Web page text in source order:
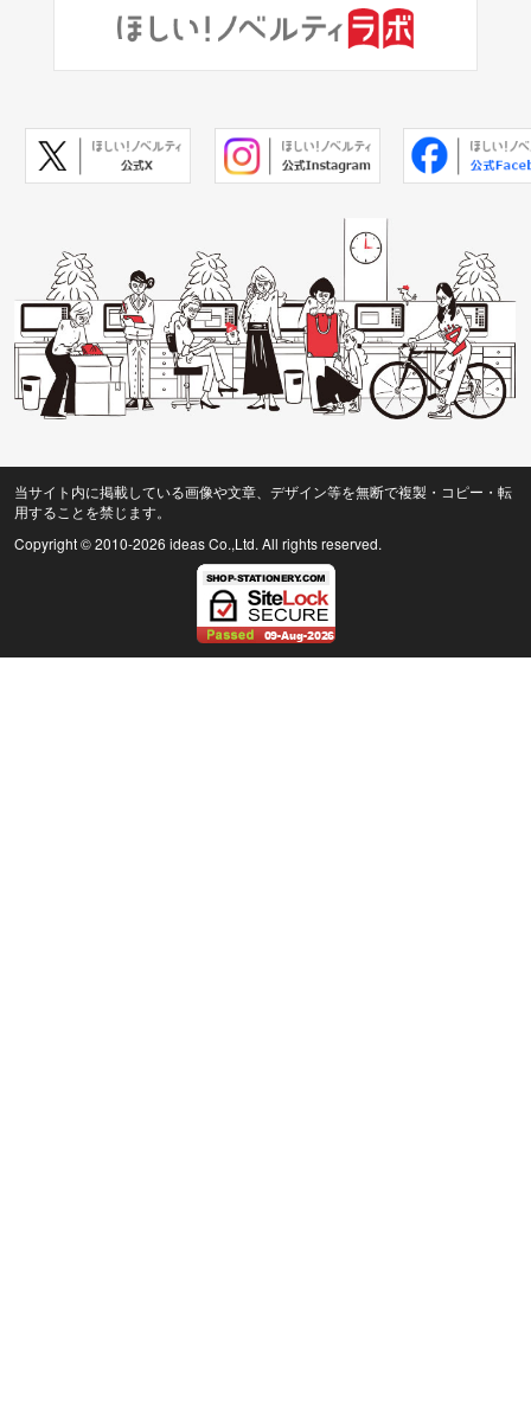
当サイト内に掲載している画像や文章、デザイン等を無断で複製・コピー・転
用することを禁じます。
Copyright © 2010-2026 ideas Co.,Ltd. All rights reserved.